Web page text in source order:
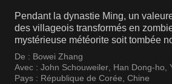
Pendant la dynastie Ming, un
des villageois transformés en
mystérieuse météorite soit tombée
De : Bowei Zhang
Avec : John Schouweiler, Han Dong-ho,
Pays : République de Corée, Chine